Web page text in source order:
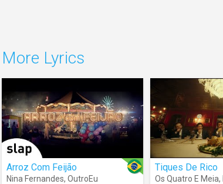
More Lyrics
Arroz Com Feijão
Nina Fernandes, OutroEu
Tiques De Rico
Os Quatro E Meia,